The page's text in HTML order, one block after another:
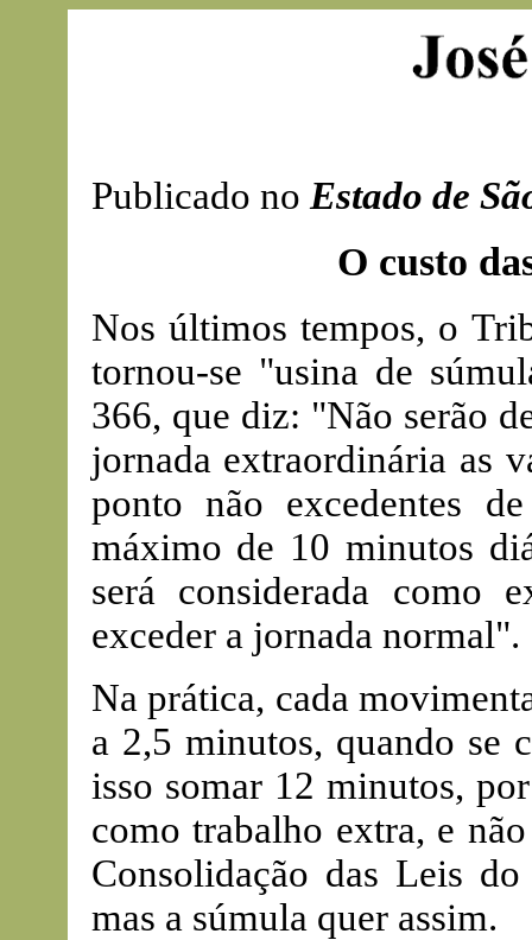
Publicado no Estado de
O custo
Nos últimos tempos, o
tornou-se "usina de
366, que diz: "Não serão
jornada extraordinária as
ponto não excedentes
máximo de 10 minutos
será considerada como
exceder a jornada normal".
Na prática, cada
a 2,5 minutos, quando se
isso somar 12 minutos,
como trabalho extra, e
Consolidação das Leis
mas a súmula quer assim.